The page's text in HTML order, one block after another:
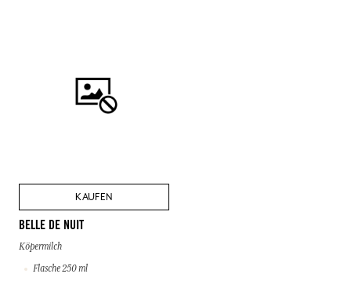
KAUFEN
BELLE DE NUIT
Köpermilch
Flasche 250 ml